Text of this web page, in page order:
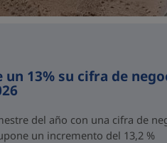
un 13% su cifra de
del año con una cifra de
un incremento del 13,2 %